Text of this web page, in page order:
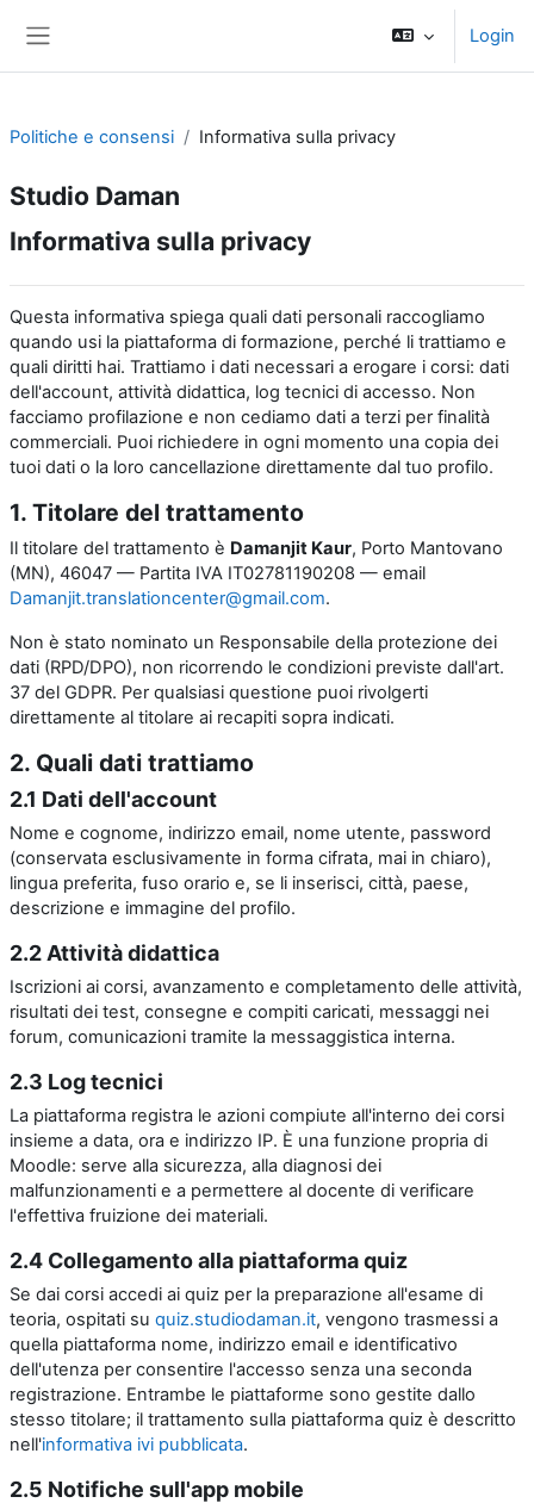
Login
Politiche e consensi Informativa sulla privacy
Studio Daman
Informativa sulla privacy
Questa informativa spiega quali dati personali raccogliamo
quando usi la piattaforma di formazione, perché li trattiamo e
quali diritti hai. Trattiamo i dati necessari a erogare i corsi: dati
dell'account, attività didattica, log tecnici di accesso. Non
facciamo profilazione e non cediamo dati a terzi per finalità
commerciali. Puoi richiedere in ogni momento una copia dei
tuoi dati o la loro cancellazione direttamente dal tuo profilo.
1. Titolare del trattamento
Il titolare del trattamento è Damanjit Kaur, Porto Mantovano
(MN), 46047 — Partita IVA IT02781190208 — email
Damanjit.translationcenter@gmail.com.
Non è stato nominato un Responsabile della protezione dei
dati (RPD/DPO), non ricorrendo le condizioni previste dall'art.
37 del GDPR. Per qualsiasi questione puoi rivolgerti
direttamente al titolare ai recapiti sopra indicati.
2. Quali dati trattiamo
2.1 Dati dell'account
Nome e cognome, indirizzo email, nome utente, password
(conservata esclusivamente in forma cifrata, mai in chiaro),
lingua preferita, fuso orario e, se li inserisci, città, paese,
descrizione e immagine del profilo.
2.2 Attività didattica
Iscrizioni ai corsi, avanzamento e completamento delle attività,
risultati dei test, consegne e compiti caricati, messaggi nei
forum, comunicazioni tramite la messaggistica interna.
2.3 Log tecnici
La piattaforma registra le azioni compiute all'interno dei corsi
insieme a data, ora e indirizzo IP. È una funzione propria di
Moodle: serve alla sicurezza, alla diagnosi dei
malfunzionamenti e a permettere al docente di verificare
l'effettiva fruizione dei materiali.
2.4 Collegamento alla piattaforma quiz
Se dai corsi accedi ai quiz per la preparazione all'esame di
teoria, ospitati su quiz.studiodaman.it, vengono trasmessi a
quella piattaforma nome, indirizzo email e identificativo
dell'utenza per consentire l'accesso senza una seconda
registrazione. Entrambe le piattaforme sono gestite dallo
stesso titolare; il trattamento sulla piattaforma quiz è descritto
nell'informativa ivi pubblicata.
2.5 Notifiche sull'app mobile